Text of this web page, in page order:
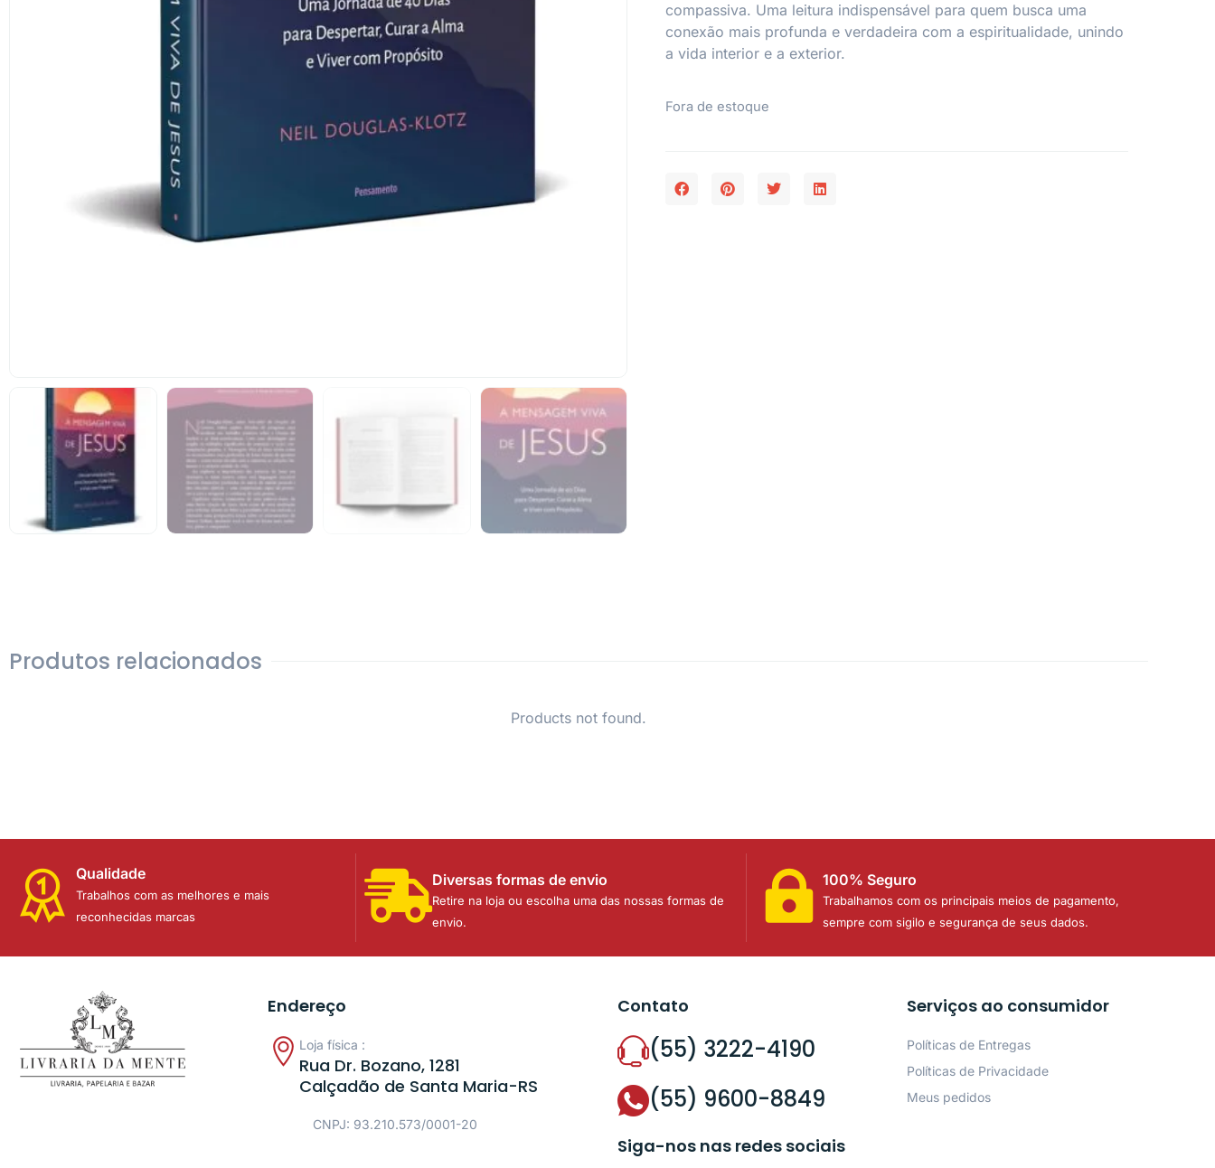
compassiva. Uma leitura indispensável para quem busca uma
conexão mais profunda e verdadeira com a espiritualidade, unindo
a vida interior e a exterior.
Fora de estoque
Produtos relacionados
Products not found.
Qualidade
Trabalhos com as melhores e mais
reconhecidas marcas
Diversas formas de envio
Retire na loja ou escolha uma das nossas formas de
envio.
100% Seguro
Trabalhamos com os principais meios de pagamento,
sempre com sigilo e segurança de seus dados.
Endereço
Loja física :
Rua Dr. Bozano, 1281
Calçadão de Santa Maria-RS
CNPJ: 93.210.573/0001-20
Contato
(55) 3222-4190
(55) 9600-8849
Siga-nos nas redes sociais
Serviços ao consumidor
Políticas de Entregas
Políticas de Privacidade
Meus pedidos